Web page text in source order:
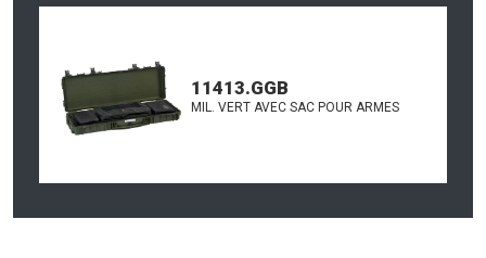
11413.GGB
MIL. VERT AVEC SAC POUR ARMES